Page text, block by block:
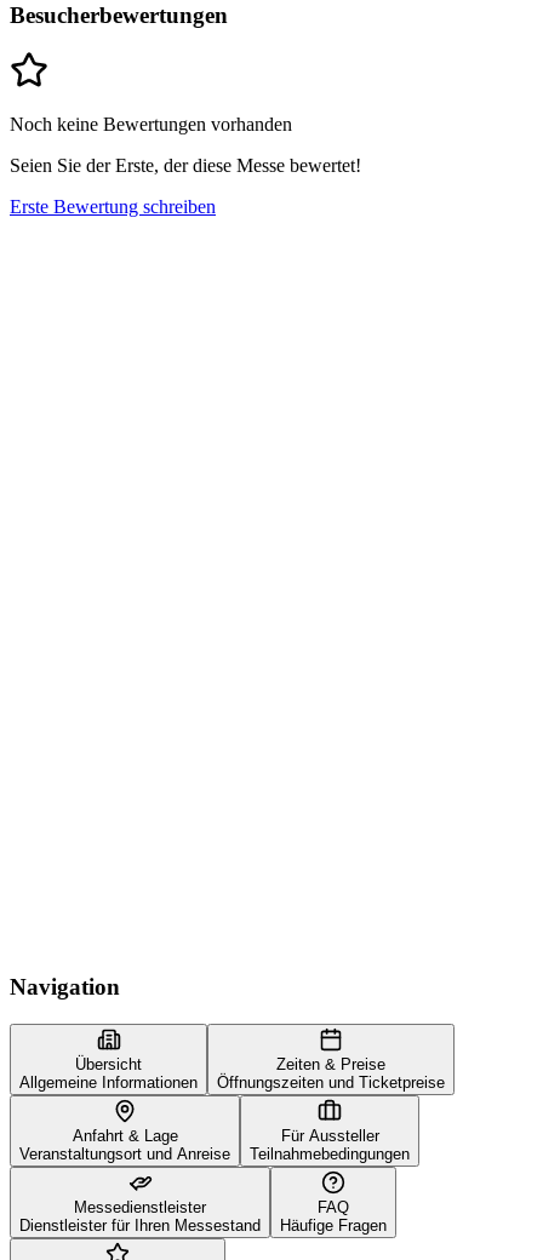
Besucherbewertungen
Noch keine Bewertungen vorhanden
Seien Sie der Erste, der diese Messe bewertet!
Erste Bewertung schreiben
Navigation
Übersicht
Allgemeine Informationen
Zeiten & Preise
Öffnungszeiten und Ticketpreise
Anfahrt & Lage
Veranstaltungsort und Anreise
Für Aussteller
Teilnahmebedingungen
Messedienstleister
Dienstleister für Ihren Messestand
FAQ
Häufige Fragen